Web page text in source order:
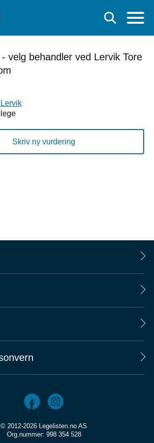
velg behandler ved Lervik Tore
Skriv ny vurdering
© 2012-2026 Legelisten.no AS
Org.nummer: 998 354 528